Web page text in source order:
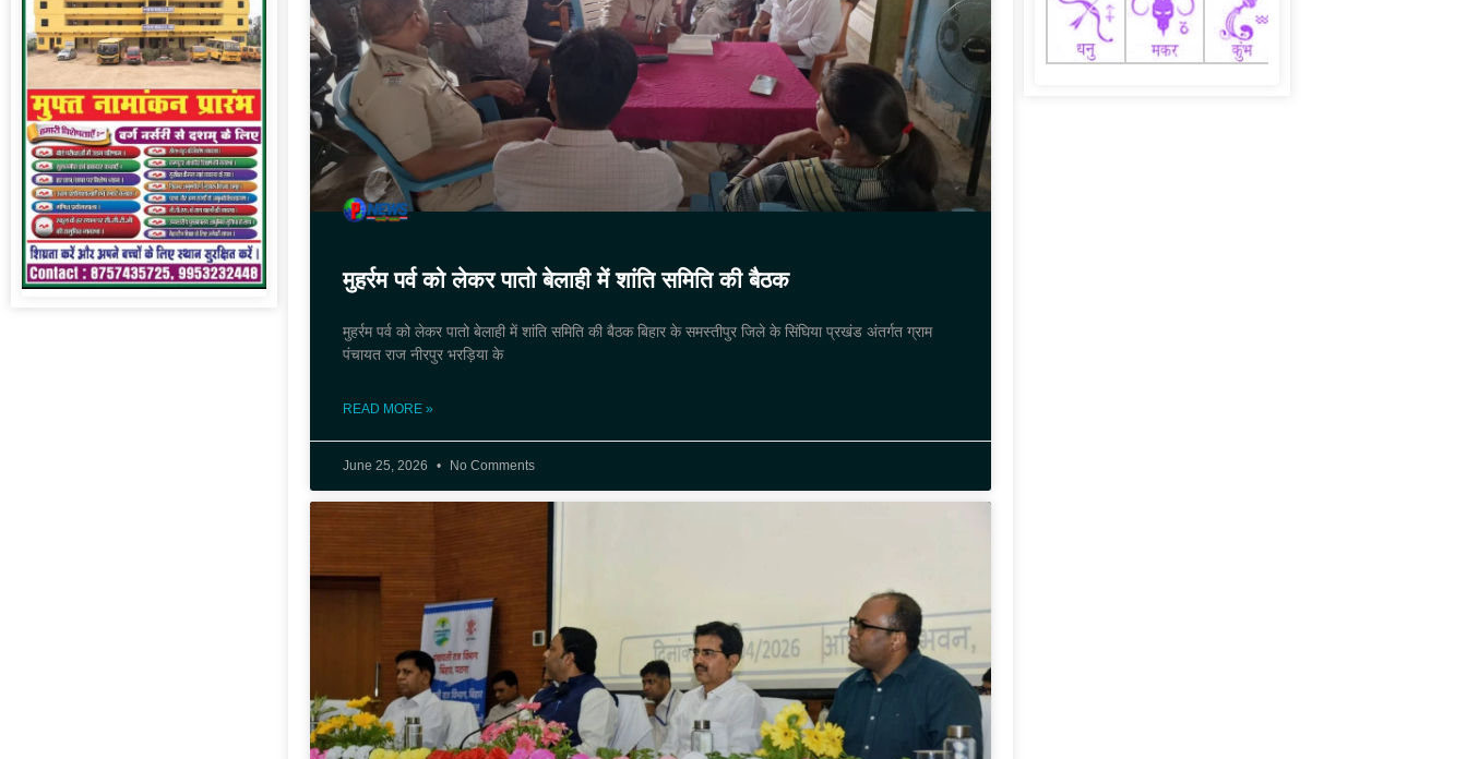
मुहर्रम पर्व को लेकर पातो बेलाही में शांति समिति की बैठक
मुहर्रम पर्व को लेकर पातो बेलाही में शांति समिति की बैठक बिहार के समस्तीपुर जिले के सिंघिया प्रखंड अंतर्गत ग्राम
पंचायत राज नीरपुर भरड़िया के
READ MORE »
June 25, 2026 No Comments